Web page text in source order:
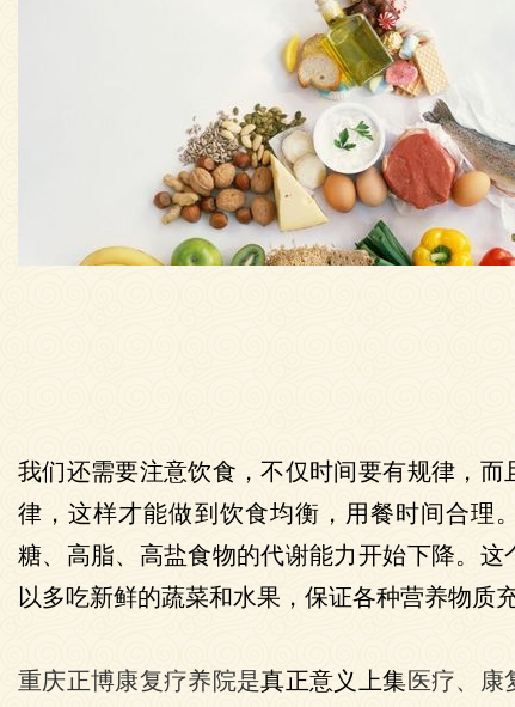
我们还需要注意饮食，不仅时间要有规律，而
律，这样才能做到饮食均衡，用餐时间合理
糖、高脂、高盐食物的代谢能力开始下降。这
以多吃新鲜的蔬菜和水果，保证各种营养物质充
重庆正博康复疗养院是真正意义上集医疗、康